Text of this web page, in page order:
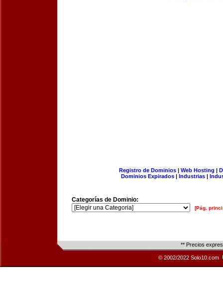
Registro de Dominios| Web Hosting |
Dominios Expirados | Industrias |
Categorías de Dominio:
[Pág.
** Precios
© 2002/2022 Solo10.com